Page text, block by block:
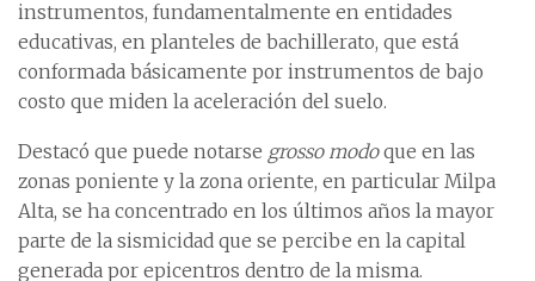
instrumentos, fundamentalmente en entidades
educativas, en planteles de bachillerato, que está
conformada básicamente por instrumentos de bajo
costo que miden la aceleración del suelo.
Destacó que puede notarse grosso modoque en las
zonas poniente y la zona oriente, en particular Milpa
Alta, se ha concentrado en los últimos años la mayor
parte de la sismicidad que se percibe en la capital
generada por epicentros dentro de la misma.